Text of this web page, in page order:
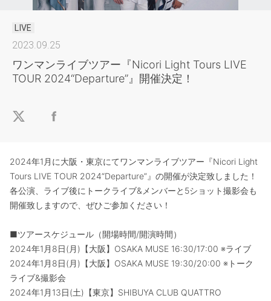
LIVE
2023.09.25
ワンマンライブツアー『Nicori Light Tours LIVE
TOUR 2024“Departure”』開催決定！
2024年1月に大阪・東京にてワンマンライブツアー『Nicori Light
Tours LIVE TOUR 2024“Departure”』の開催が決定致しました！
各公演、ライブ後にトークライブ&メンバーと5ショット撮影会も
開催致しますので、ぜひご参加ください！
■ツアースケジュール（開場時間/開演時間）
2024年1月8日(月)【大阪】OSAKA MUSE 16:30/17:00 ※ライブ
2024年1月8日(月)【大阪】OSAKA MUSE 19:30/20:00 ※トーク
ライブ&撮影会
2024年1月13日(土)【東京】SHIBUYA CLUB QUATTRO